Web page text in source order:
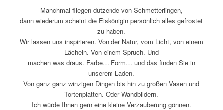
Manchmal fliegen dutzende von Schmetterlingen,
dann wiederum scheint die Eiskönigin persönlich alles gefrostet
zu haben.
Wir lassen uns inspirieren. Von der Natur, vom Licht, von einem
Lächeln. Von einem Spruch. Und
machen was draus. Farbe… Form… und das finden Sie in
unserem Laden.
Von ganz ganz winzigen Dingen bis hin zu großen Vasen und
Tortenplatten. Oder Wandbildern.
Ich würde Ihnen gern eine kleine Verzauberung gönnen.